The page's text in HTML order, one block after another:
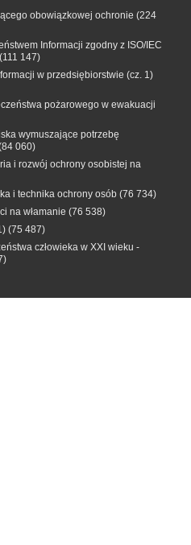
obowiązkowej ochronie (224
Informacji zgodny z ISO/IEC
(111 147)
w przedsiębiorstwie (cz. 1)
pożarowego w ewakuacji
wymuszające potrzebę
060)
i rozwój ochrony osobistej na
i technika ochrony osób (76 734)
na włamanie (76 538)
(75 487)
człowieka w XXI wieku -